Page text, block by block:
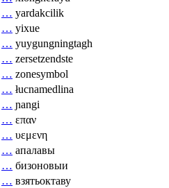
… yardakcilik
… yixue
… yuygungningtagh
… zersetzendste
… zonesymbol
… łucnamedlina
… ɲangi
… επαν
… υεμενη
… апалавы
… бизоновыи
… взятьоктаву